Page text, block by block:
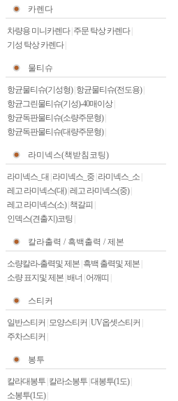
카렌다
차량용 미니카렌다| 주문 탁상 카렌다|
기성 탁상 카렌다|
물티슈
항균물티슈(기성형)| 항균물티슈(전도용)|
항균그린물티슈(기성)-40매이상|
항균독판물티슈(소량주문형)|
항균독판물티슈(대량주문형)|
라미넥스(책받침코팅)
라미넥스_대 라미넥스_중 라미넥스_소
레고 라미넥스(대)| 레고 라미넥스(중)|
레고 라미넥스(소)| 책갈피
인덱스(견출지)코팅
칼라출력 / 흑백출력 / 제본
소량칼라-출력및 제본 흑백 출력및 제본
소량 표지및 제본 배너 어깨띠
스티커
일반스티커 모양스티커 UV옵셋스티커
주차스티커
봉투
칼라대봉투 칼라소봉투 대봉투(1도)|
소봉투(1도)|